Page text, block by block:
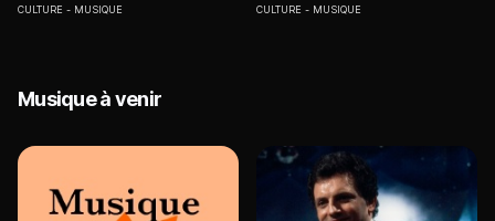
CULTURE MUSIQUE CULTURE MUSIQUE
Musique à venir